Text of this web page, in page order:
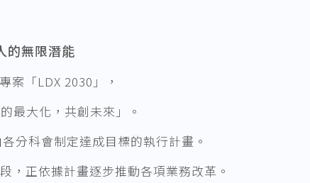
的無限潛能
案「LDX 2030」，
最大化，共創未來」。
分科會制定達成目標的執行計畫。
，正依據計畫逐步推動各項業務改革。